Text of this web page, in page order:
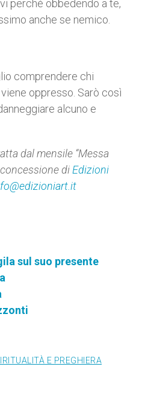
perché obbedendo a te,
anche se nemico.
comprendere chi
oppresso. Sarò così
alcuno e
dal mensile “Messa
di Edizioni
sul suo presente
E PREGHIERA